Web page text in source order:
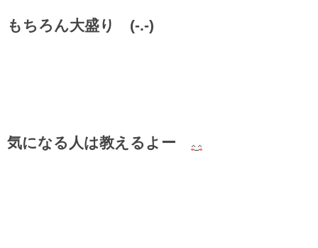
もちろん大盛り (-.-)
気になる人は教えるよー